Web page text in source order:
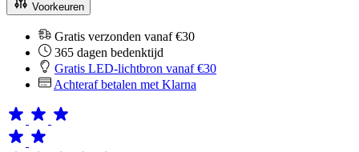
Voorkeuren
Gratis verzonden vanaf €30
365 dagen bedenktijd
Gratis LED-lichtbron vanaf €30
Achteraf betalen met Klarna